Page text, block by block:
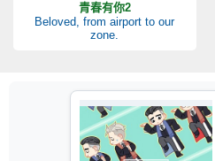
青春有你2
Beloved, from airport to our
zone.